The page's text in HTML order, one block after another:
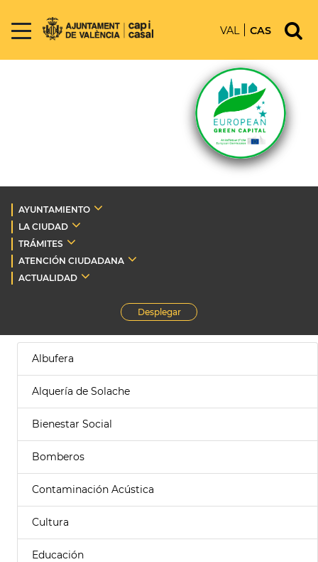
VAL CAS
AYUNTAMIENTO
LA CIUDAD
TRÁMITES
ATENCIÓN CIUDADANA
ACTUALIDAD
Desplegar
Albufera
Alquería de Solache
Bienestar Social
Bomberos
Contaminación Acústica
Cultura
Educación